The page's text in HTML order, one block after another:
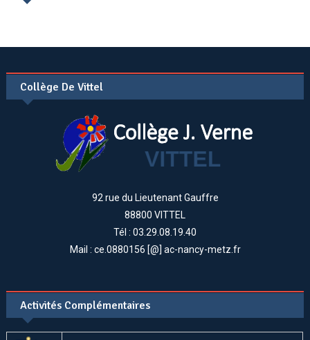
Collège De Vittel
92 rue du Lieutenant Gauffre
88800 VITTEL
Tél : 03.29.08.19.40
Mail : ce.0880156 [@] ac-nancy-metz.fr
Activités Complémentaires